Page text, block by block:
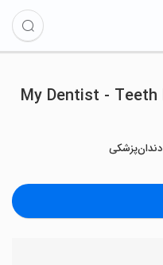
My Dentist - Teeth